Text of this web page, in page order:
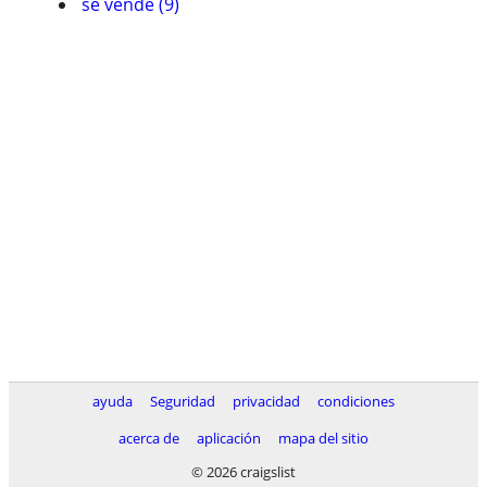
ayuda Seguridad privacidad
condiciones
acerca de
aplicación
mapa del sitio
© 2026 craigslist